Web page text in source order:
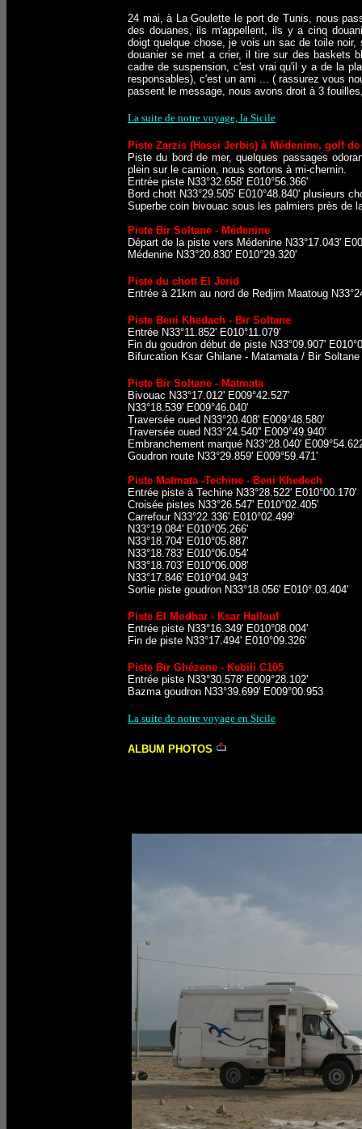
24 mai, à La Goulette le port de Tunis, nous
des douanes, ils m'appellent, ils y a cinq
doigt quelque chose, je vois un sac de toile
douanier se met a crier, il tire sur des baskets
cadre de suspension, c'est vrai qu'il y a de la
responsables), c'est un ami ... ( rassurez vous
passent le message, nous avons droit à 3
La suite de notre voyage, la Sicile
Piste Zarzis (Hassi Jerbis) à Médenine, golf
Piste du bord de mer, quelques passages
plein sur le camion, nous sortons à mi-chemin.
Entrée piste N33°32.658' E010°56.366'
Bord chott N33°29.505' E010°48.840' plusieurs
Superbe coin bivouac sous les palmiers près de
Piste Bir Soltane - Médenine
Départ de la piste vers Médenine N33°17.043'
Médenine N33°20.830' E010°29.320'
Piste du chott El Jerid
Entrée à 21km au nord de Redjim Maatoug
Piste Beni Khedach - Bir Soltane
Entrée N33°11.852' E010°11.079'
Fin du goudron début de piste N33°09.907'
Bifurcation Ksar Ghilane - Matamata / Bir Soltane
Piste Bir Soltane - Matmata
Bivouac N33°17.012' E009°42.527'
N33°18.539' E009°46.040'
Traversée oued N33°20.408' E009°48.580'
Traversée oued N33°24.540'' E009°49.940'
Embranchement marqué N33°28.040'
Goudron route N33°29.859' E009°59.471'
Piste Matmata -Techine - Beni Khedech
Entrée piste à Techine N33°28.522' E010°00.170'
Croisée pistes N33°26.547' E010°02.405'
Carrefour N33°22.336' E010°02.499'
N33°19.084' E010°05.266'
N33°18.704' E010°05.887'
N33°18.783' E010°06.054'
N33°18.703' E010°06.008'
N33°17.846' E010°04.943'
Sortie piste goudron N33°18.056' E010°.03.404'
Piste El Modhar - Ksar Hallouf
Entrée piste N33°16.349' E010°08.004'
Fin de piste N33°17.494' E010°09.326'
Piste Bir Ghézene - Kebili C105
Entrée piste N33°30.578' E009°28.102'
Bazma goudron N33°39.699' E009°00.953
La suite de notre voyage en Sicile
ALBUM PHOTOS